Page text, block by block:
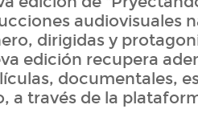
audiovisuales
dirigidas y
edición recupera
documentales,
a través de la